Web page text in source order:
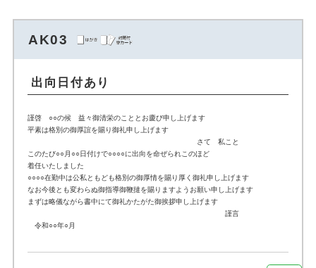
AK03
出向日付あり
謹啓 ○○の候 益々御清栄のこととお慶び申し上げます
平素は格別の御厚誼を賜り御礼申し上げます
さて 私こと
このたび○○月○○日付けで○○○○に出向を命ぜられこのほど
着任いたしました
○○○○在勤中は公私ともども格別の御厚情を賜り厚く御礼申し上げます
なお今後とも変わらぬ御指導御鞭撻を賜りますようお願い申し上げます
まずは略儀ながら書中にて御礼かたがた御挨拶申し上げます
謹言
令和○○年○月